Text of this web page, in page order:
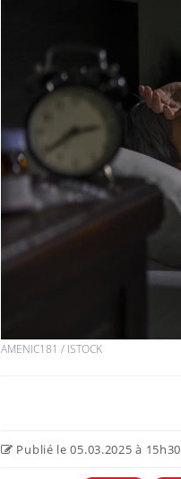
AMENIC181 / ISTOCK
Publié le 05.03.2025 à 15h30